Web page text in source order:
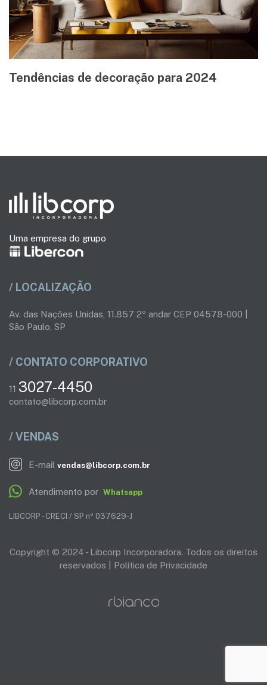
Tendências de decoração para 2024
Uma empresa do grupo
/ LOCALIZAÇÃO
Av. das Nações Unidas, 11.857 2º andar CEP 04578-000 |
São Paulo, SP
/ CONTATO CORPORATIVO
11 3027-4450
contato@libcorp.com.br
/ VENDAS
E-mail vendas@libcorp.com.br
Atendimento por Whatsapp
LIBCORP - CRECI / SP nº 037629-J
Copyright © 2024 - Libcorp Incorporadora. Todos os direitos
reservados | Política de Privacidade